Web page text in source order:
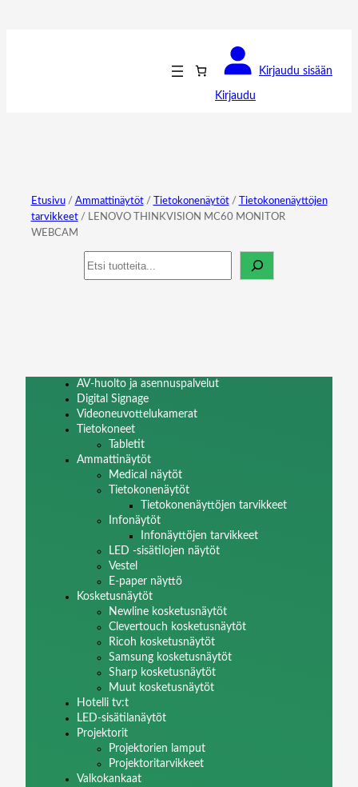
Kirjaudu
Kirjaudu sisään
Etusivu/ Ammattinäytöt/ Tietokonenäytöt/
Tietokonenäyttöjen
tarvikkeet/ LENOVO THINKVISION MC60 MONITOR
WEBCAM
Haku
AV-huolto ja asennuspalvelut
Digital Signage
Videoneuvottelukamerat
Tietokoneet
Tabletit
Ammattinäytöt
Medical näytöt
Tietokonenäytöt
Tietokonenäyttöjen tarvikkeet
Infonäytöt
Infonäyttöjen tarvikkeet
LED -sisätilojen näytöt
Vestel
E-paper näyttö
Kosketusnäytöt
Newline kosketusnäytöt
Clevertouch kosketusnäytöt
Ricoh kosketusnäytöt
Samsung kosketusnäytöt
Sharp kosketusnäytöt
Muut kosketusnäytöt
Hotelli tv:t
LED-sisätilanäytöt
Projektorit
Projektorien lamput
Projektoritarvikkeet
Valkokankaat